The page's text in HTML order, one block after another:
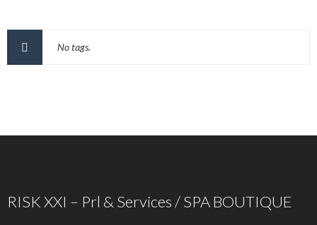
No tags.
RISK XXI – Prl & Services / SPA BOUTIQUE